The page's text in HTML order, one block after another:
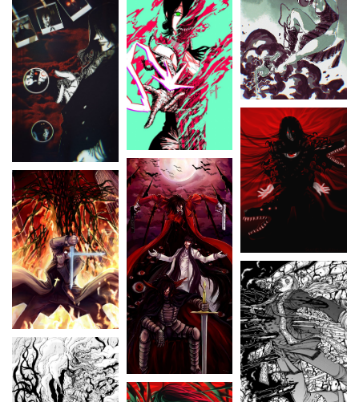
HELLSING
HUNTER X HUNTER
JOJO’S BIZARRE ADVENTURE
JUJUTSU KAISEN
MINECRAFT
MOB PSYCHO 100
MY HERO ACADEMIA
NARUTO
NEON GENESIS EVANGELION
ONE PIECE